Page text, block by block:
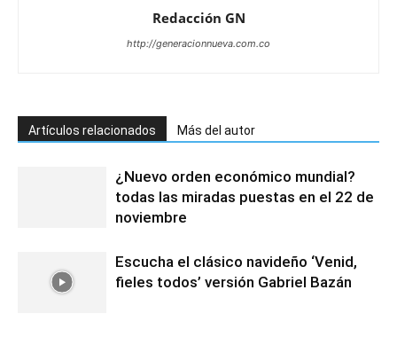
Redacción GN
http://generacionnueva.com.co
Artículos relacionados Más del autor
¿Nuevo orden económico mundial?
todas las miradas puestas en el 22 de
noviembre
Escucha el clásico navideño ‘Venid,
fieles todos’ versión Gabriel Bazán